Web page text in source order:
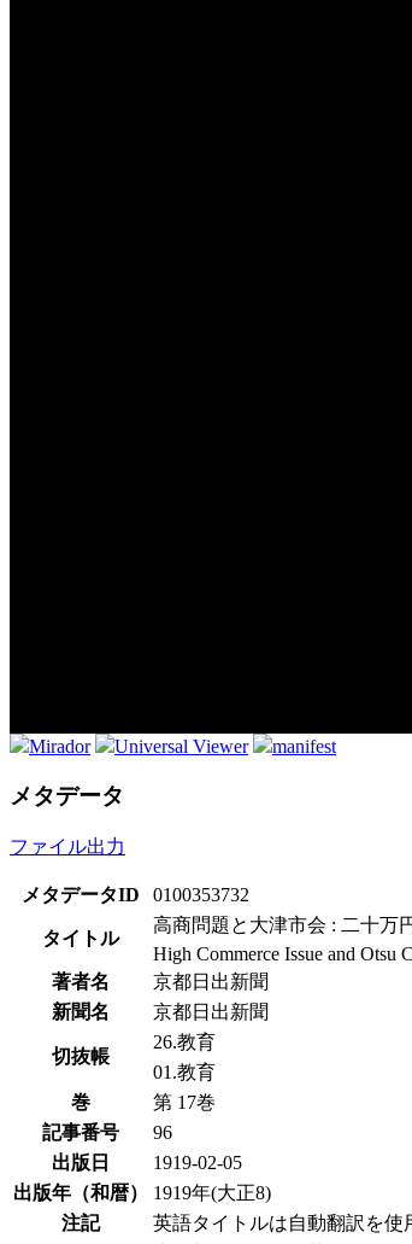
Mirador Universal Viewer manifest
メタデータ
ファイル出力
メタデータID 0100353732
タイトル
高商問題と大津市会 : 二十万
High Commerce Issue and Otsu
著者名
京都日出新聞
新聞名
京都日出新聞
切抜帳
26.教育
01.教育
巻
第 17巻
記事番号
96
出版日
1919-02-05
出版年（和暦）
1919年(大正8)
注記
英語タイトルは自動翻訳を使